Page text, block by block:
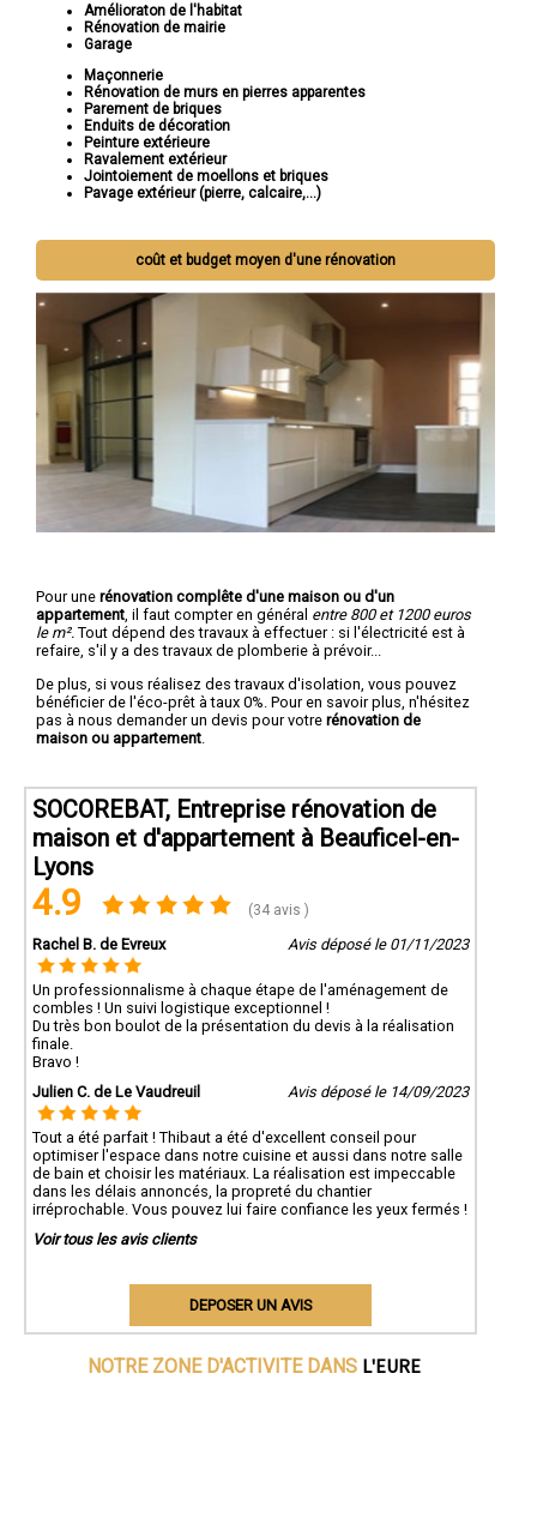
Amélioraton de l'habitat
Rénovation de mairie
Garage
Maçonnerie
Rénovation de murs en pierres apparentes
Parement de briques
Enduits de décoration
Peinture extérieure
Ravalement extérieur
Jointoiement de moellons et briques
Pavage extérieur (pierre, calcaire,...)
coût et budget moyen d'une rénovation
Pour une rénovation complête d'une maison ou d'un
appartement , il faut compter en général entre 800 et 1200 euros
le m². Tout dépend des travaux à effectuer : si l'électricité est à
refaire, s'il y a des travaux de plomberie à prévoir...
De plus, si vous réalisez des travaux d'isolation, vous pouvez
bénéficier de l'éco-prêt à taux 0%. Pour en savoir plus, n'hésitez
pas à nous demander un devis pour votre rénovation de
maison ou appartement
SOCOREBAT, Entreprise rénovation de
maison et d'appartement à Beauficel-en-
Lyons
4.9 (34 avis )
Rachel B. de Evreux Avis déposé le 01/11/2023
Un professionnalisme à chaque étape de l'aménagement de
combles ! Un suivi logistique exceptionnel !
Du très bon boulot de la présentation du devis à la réalisation
finale.
Bravo !
Julien C. de Le Vaudreuil
Avis déposé le 14/09/2023
Tout a été parfait ! Thibaut a été d'excellent conseil pour
optimiser l'espace dans notre cuisine et aussi dans notre salle
de bain et choisir les matériaux. La réalisation est impeccable
dans les délais annoncés, la propreté du chantier
irréprochable. Vous pouvez lui faire confiance les yeux fermés !
Voir tous les avis clients
DEPOSER UN AVIS
NOTRE ZONE D'ACTIVITE DANS L'EURE